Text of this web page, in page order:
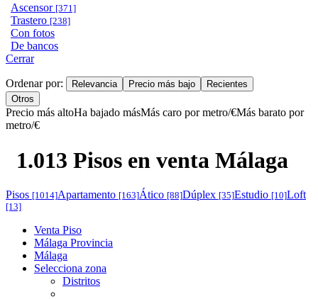
Ascensor [371]
Trastero [238]
Con fotos
De bancos
Cerrar
Ordenar por: Relevancia Precio más bajo
Recientes
Otros
Precio más altoHa bajado másMás caro por metro/€Más barato por
metro/€
1.013 Pisos en venta Málaga
Pisos [1014]Apartamento [163]Ático [88]Dúplex [35]Estudio [10]Loft
[13]
Venta Piso
Málaga Provincia
Málaga
Selecciona zona
Distritos